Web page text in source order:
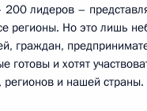
лидеров –
регионы. Но это лишь
граждан,
готовы и хотят
регионов и нашей страны.